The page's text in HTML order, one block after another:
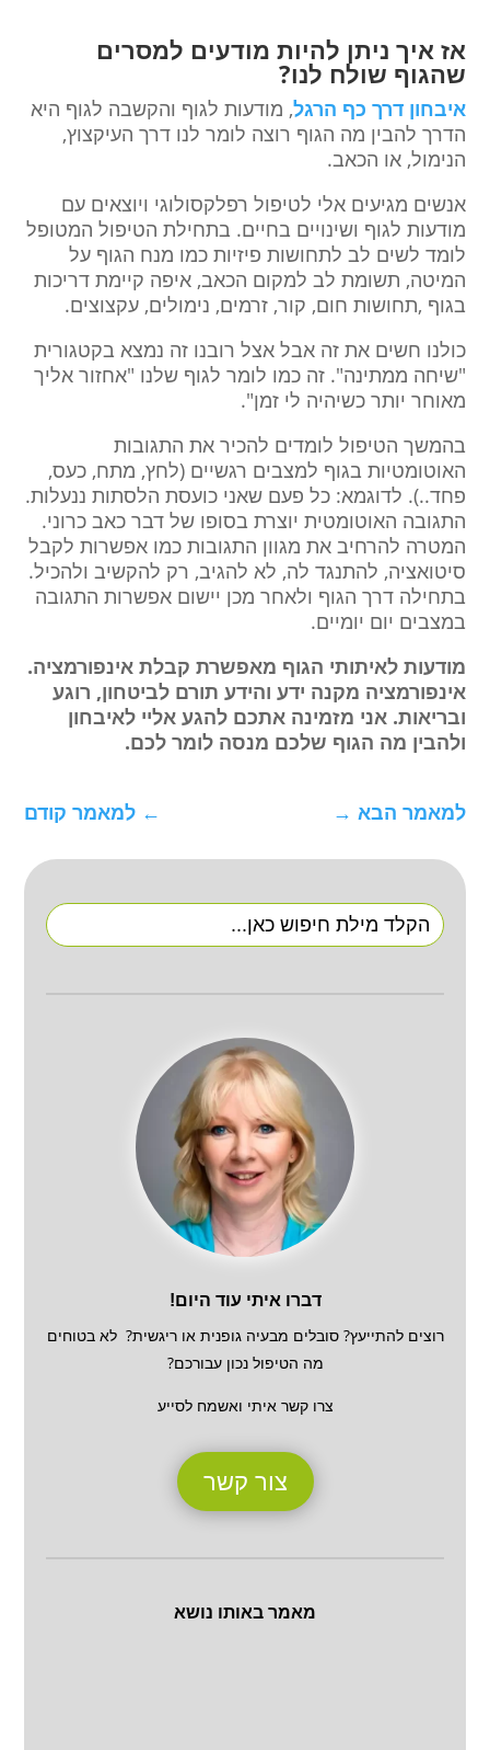
אז איך ניתן להיות מודעים למסרים
שהגוף שולח לנו?
איבחון דרך כף הרגל, מודעות לגוף והקשבה לגוף היא
הדרך להבין מה הגוף רוצה לומר לנו דרך העיקצוץ,
הנימול, או הכאב.
אנשים מגיעים אלי לטיפול רפלקסולוגי ויוצאים עם
מודעות לגוף ושינויים בחיים. בתחילת הטיפול המטופל
לומד לשים לב לתחושות פיזיות כמו מנח הגוף על
המיטה, תשומת לב למקום הכאב, איפה קיימת דריכות
בגוף ,תחושות חום, קור, זרמים, נימולים, עקצוצים.
כולנו חשים את זה אבל אצל רובנו זה נמצא בקטגורית
"שיחה ממתינה". זה כמו לומר לגוף שלנו "אחזור אליך
מאוחר יותר כשיהיה לי זמן".
בהמשך הטיפול לומדים להכיר את התגובות
האוטומטיות בגוף למצבים רגשיים (לחץ, מתח, כעס,
פחד..). לדוגמא: כל פעם שאני כועסת הלסתות ננעלות.
התגובה האוטומטית יוצרת בסופו של דבר כאב כרוני.
המטרה להרחיב את מגוון התגובות כמו אפשרות לקבל
סיטואציה, להתנגד לה, לא להגיב, רק להקשיב ולהכיל.
בתחילה דרך הגוף ולאחר מכן יישום אפשרות התגובה
במצבים יום יומיים.
מודעות לאיתותי הגוף מאפשרת קבלת אינפורמציה.
אינפורמציה מקנה ידע והידע תורם לביטחון, רוגע
ובריאות. אני מזמינה אתכם להגע אליי לאיבחון
ולהבין מה הגוף שלכם מנסה לומר לכם.
← למאמר קודם למאמר הבא →
Search
for:
דברו איתי עוד היום!
רוצים להתייעץ? סובלים מבעיה גופנית או ריגשית? לא בטוחים
מה הטיפול נכון עבורכם?
צרו קשר איתי ואשמח לסייע
צור קשר
מאמר באותו נושא